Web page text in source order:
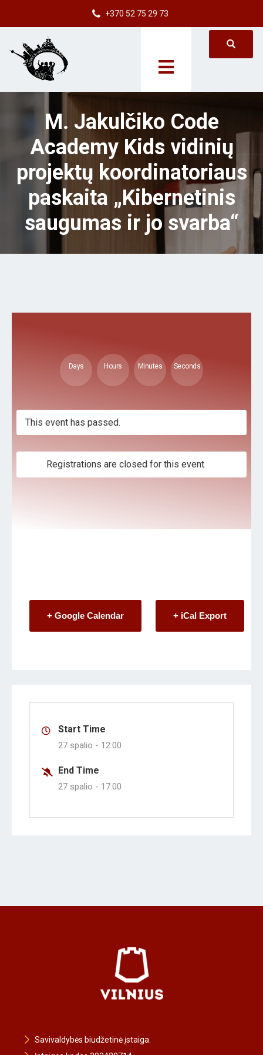
+370 52 75 29 73
M. Jakulčiko Code
Academy Kids vidinių
projektų koordinatoriaus
paskaita „Kibernetinis
saugumas ir jo svarba“
Days Hours Minutes Seconds
This event has passed.
Registrations are closed for this event
+ Google Calendar + iCal Export
Start Time
27 spalio - 12:00
End Time
27 spalio - 17:00
Savivaldybės biudžetinė įstaiga.